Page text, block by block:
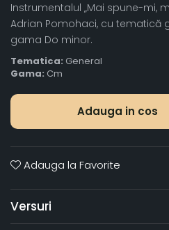
Instrumentalul „Mai spune-mi,
Adrian Pomohaci, cu tematică
gama Do minor.
Tematica: General
Gama: Cm
Adauga in cos
Adauga la Favorite
Versuri